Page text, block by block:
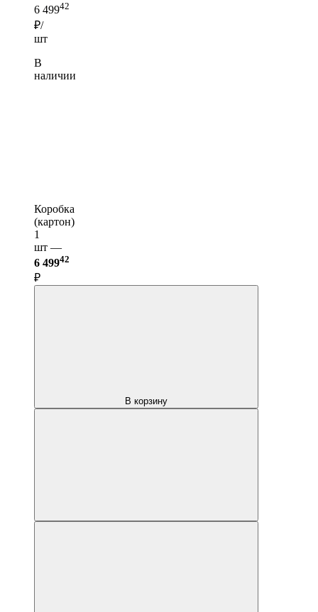
6 49942
₽/
шт
В
наличии
Коробка
(картон)
1
шт —
6 49942
₽
В корзину